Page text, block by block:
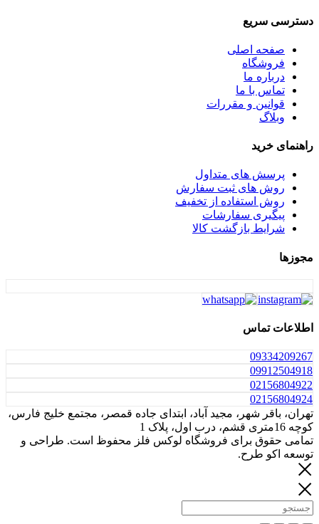
دسترسی سریع
صفحه اصلی
فروشگاه
درباره ما
تماس با ما
قوانین و مقررات
وبلاگ
راهنمای خرید
پرسش های متداول
روش های ثبت سفارش
روش استفاده از تخفیف
پیگیری سفارشات
شرایط بازگشت کالا
مجوزها
اطلاعات تماس
09334209267
0991 2504918
021 56804922
021 56804924
تهران، باقر شهر، مجید آباد، ابتدای جاده قمصر، مجتمع خلیج فارس،
کوچه 16متری قشم، درب اول، پلاک 1
تمامی حقوق برای فروشگاه لوکس فلز محفوظ است. طراحی و
توسعه اکو طرح.